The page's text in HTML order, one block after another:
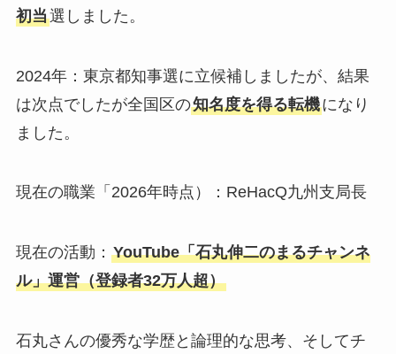
初当選しました。
2024年：東京都知事選に立候補しましたが、結果
は次点でしたが全国区の知名度を得る転機になり
ました。
現在の職業「2026年時点）：ReHacQ九州支局長
現在の活動： YouTube「石丸伸二のまるチャンネ
ル」運営（登録者32万人超）
石丸さんの優秀な学歴と論理的な思考、そしてチ